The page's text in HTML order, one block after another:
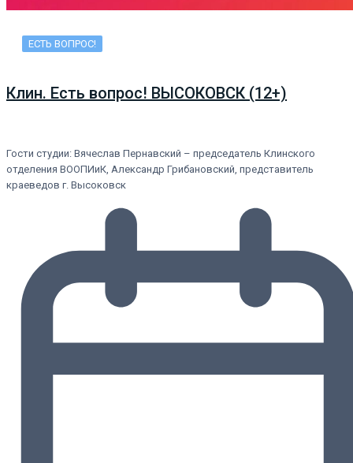
ЕСТЬ ВОПРОС!
Клин. Есть вопрос! ВЫСОКОВСК (12+)
Гости студии: Вячеслав Пернавский – председатель Клинского
отделения ВООПИиК, Александр Грибановский, представитель
краеведов г. Высоковск